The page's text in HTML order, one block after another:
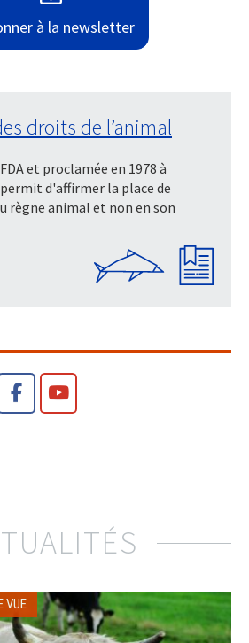
à la newsletter
droits de l’animal
et proclamée en 1978 à
d'affirmer la place de
règne animal et non en son
VUE